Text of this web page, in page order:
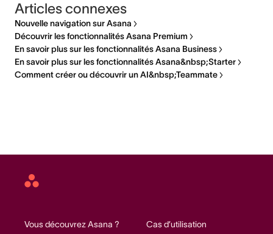
Articles connexes
Nouvelle navigation sur Asana
Découvrir les fonctionnalités Asana Premium
En savoir plus sur les fonctionnalités Asana Business
En savoir plus sur les fonctionnalités Asana&nbsp;Starter
Comment créer ou découvrir un AI&nbsp;Teammate
Asana
Vous découvrez Asana ? Cas d’utilisation